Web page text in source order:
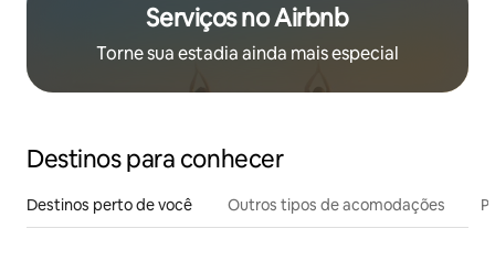
Serviços no Airbnb
Torne sua estadia ainda mais especial
Destinos para conhecer
Destinos perto de você Outros tipos de acomodações